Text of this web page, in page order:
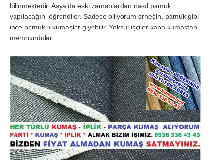
bilinmektedir. Asya’da eski zamanlardan nasıl pamuk
yapılacağını öğrendiler. Sadece biliyorum örneğin, pamuk gibi
ince pamuklu kumaşlar giyebilir. Yoksul işçiler kaba kumaştan
memnundular.